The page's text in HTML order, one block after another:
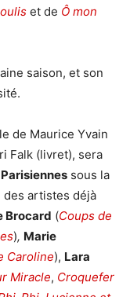
et de Ô mon
saison, et son
de Maurice Yvain
Falk (livret), sera
sous la
des artistes déjà
Brocard (Coups de
), Marie
Caroline), Lara
Miracle, Croquefer